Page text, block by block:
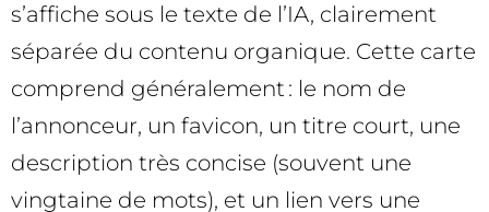
s’affiche sous le texte de l’IA, clairement
séparée du contenu organique. Cette carte
comprend généralement : le nom de
l’annonceur, un favicon, un titre court, une
description très concise (souvent une
vingtaine de mots), et un lien vers une